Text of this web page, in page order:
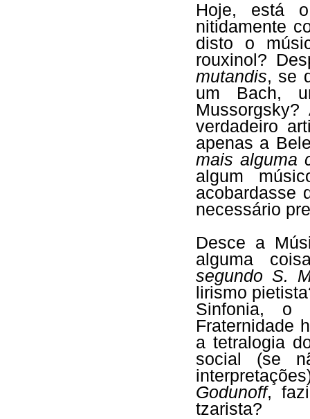
Hoje, está
nitidamente
disto o
rouxinol?
mutandis, se
um Bach,
verdadeiro
apenas a
mais alguma
algum
acobardasse
necessário
Desce a
alguma
segundo S.
lirismo
Sinfonia, o
Fraternidade
a tetralogia
social (se
Godunoff,
tzarista?